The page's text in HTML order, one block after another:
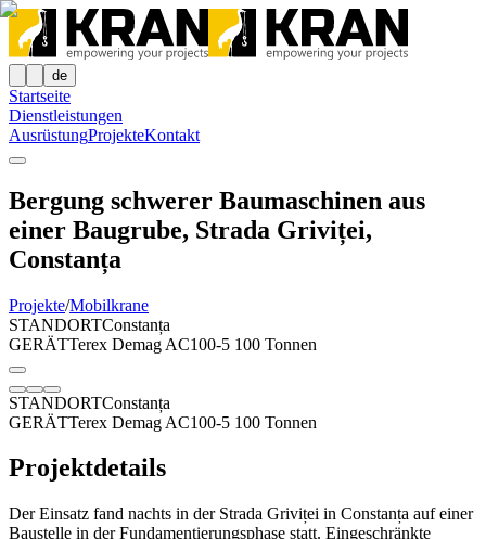
de
Startseite
Dienstleistungen
AusrüstungProjekteKontakt
Bergung schwerer Baumaschinen aus
einer Baugrube, Strada Griviței,
Constanța
Projekte/Mobilkrane
STANDORTConstanța
GERÄTTerex Demag AC100-5 100 Tonnen
STANDORTConstanța
GERÄTTerex Demag AC100-5 100 Tonnen
Projektdetails
Der Einsatz fand nachts in der Strada Griviței in Constanța auf einer
Baustelle in der Fundamentierungsphase statt. Eingeschränkte